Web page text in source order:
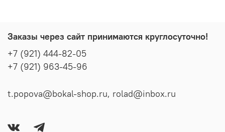
Заказы через сайт принимаются круглосуточно!
+7 (921) 444-82-05
+7 (921) 963-45-96
t.popova@bokal-shop.ru, rolad@inbox.ru